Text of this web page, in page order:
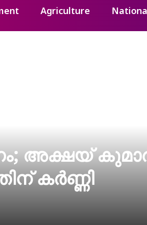
Agriculture
അക്ഷയ്
കർണ്ണി